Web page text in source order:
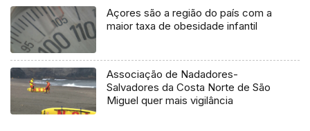
Açores são a região do país com a
maior taxa de obesidade infantil
Associação de Nadadores-
Salvadores da Costa Norte de São
Miguel quer mais vigilância